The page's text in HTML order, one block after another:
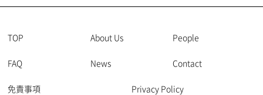
TOP About Us People
FAQ News Contact
免責事項 Privacy Policy